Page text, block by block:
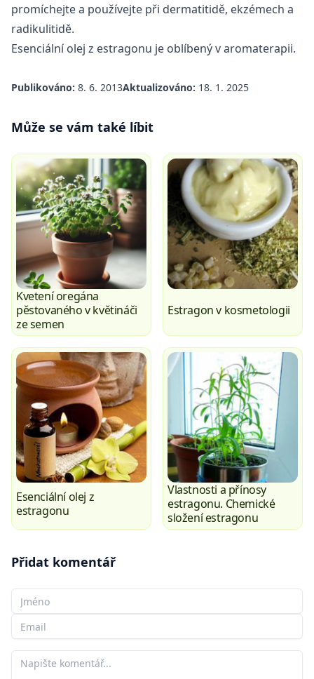
promíchejte a používejte při dermatitidě, ekzémech a
radikulitidě.
Esenciální olej z estragonu je oblíbený v aromaterapii.
Publikováno: 8. 6. 2013Aktualizováno: 18. 1. 2025
Může se vám také líbit
Kvetení oregána
pěstovaného v květináči
ze semen
Estragon v kosmetologii
Esenciální olej z
estragonu
Vlastnosti a přínosy
estragonu. Chemické
složení estragonu
Přidat komentář
Vaše jméno
Váš e-mail
Váš komentář